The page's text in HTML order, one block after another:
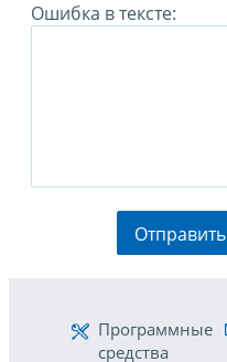
Ошибка в тексте:
Отправить
Программные
средства